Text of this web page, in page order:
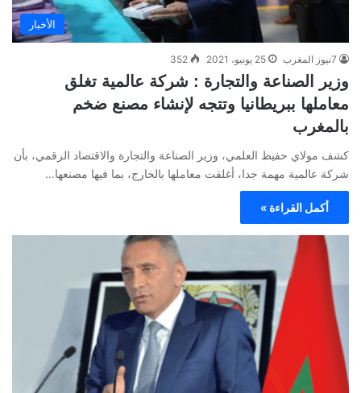
الأخبار
7نيوز المغرب 25 يونيو، 2021 352
وزير الصناعة والتجارة : شركة عالمية تغلق
معاملها ببريطانيا وتتجه لإنشاء مصنع ضخم
بالمغرب
كشف مولاي حفيظ العلمي، وزير الصناعة والتجارة والاقتصاد الرقمي، بأن
شركة عالمية مهمة جدا، أغلقت معاملها بالخارج، بما فيها مصنعها…
أكمل القراءة »